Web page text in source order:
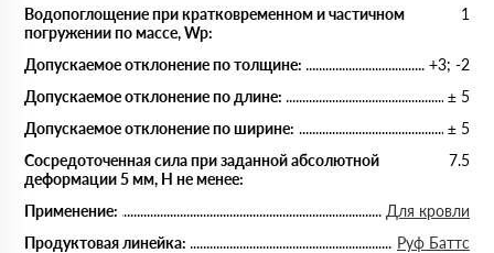
Водопоглощение при кратковременном и частичном
погружении по массе, Wp:
1
Допускаемое отклонение по толщине:
+3; -2
Допускаемое отклонение по длине:
± 5
Допускаемое отклонение по ширине:
± 5
Сосредоточенная сила при заданной абсолютной
деформации 5 мм, Н не менее:
7.5
Применение:
Для кровли
Продуктовая линейка:
Руф Баттс